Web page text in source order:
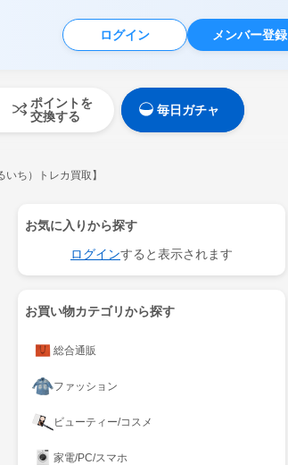
ログイン メンバー登録
ポイントを
交換する
毎日ガチャ
ち）トレカ買取】
お気に入りから探す
ログインすると表示されます
お買い物カテゴリから探す
総合通販
ファッション
ビューティー/コスメ
家電/PC/スマホ